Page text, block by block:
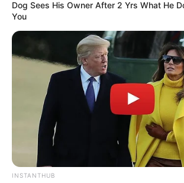
18:29 / 05 Avqust 2026
Sərnişinin əlavə 1 manat 20
metropoliten ödəyəcək? -
Dog Sees His Owner After 2 Yrs What He
You
INSTANTHUB